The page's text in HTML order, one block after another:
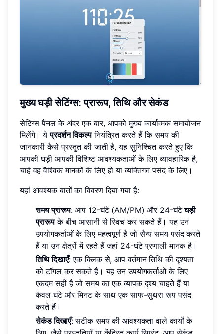
मुख्य घड़ी सेटिंग्स: प्रारूप, तिथि और सेकंड
सेटिंग्स पैनल के अंदर एक बार, आपको मुख्य कार्यात्मक समायोजन
मिलेंगे। येप्रदर्शन विकल्पनियंत्रित करते हैं कि समय की
जानकारी कैसे प्रस्तुत की जाती है, यह सुनिश्चित करते हुए कि
आपकी घड़ी आपकी विशिष्ट आवश्यकताओं के लिए व्यावहारिक है,
चाहे वह वैश्विक मानकों के लिए हो या व्यक्तिगत पसंद के लिए।
यहां आवश्यक बातों का विवरण दिया गया है:
समय प्रारूप: आप 12-घंटे (AM/PM) और 24-घंटेघड़ी
प्रारूपके बीच आसानी से स्विच कर सकते हैं। यह उन
उपयोगकर्ताओं के लिए महत्वपूर्ण है जो सैन्य समय पसंद करते
हैं या उन क्षेत्रों में रहते हैं जहां 24-घंटे प्रणाली मानक है।
तिथि दिखाएँ: एक क्लिक से, आप वर्तमान तिथि की दृश्यता
को टॉगल कर सकते हैं। यह उन उपयोगकर्ताओं के लिए
एकदम सही है जो समय का एक व्यापक दृश्य चाहते हैं या
केवल घंटे और मिनट के साथ एक साफ-सुथरा रूप पसंद
करते हैं।
सेकंड दिखाएँ: सटीक समय की आवश्यकता वाले कार्यों के